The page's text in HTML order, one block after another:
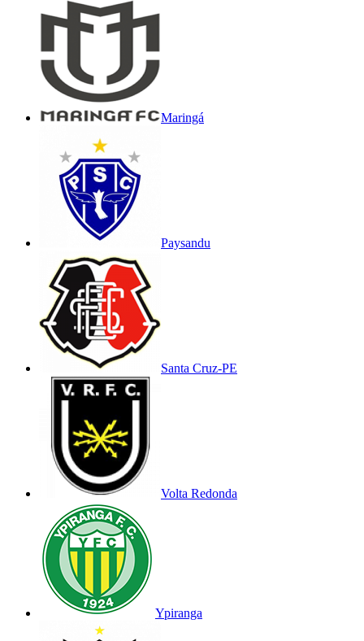
Maringá
Paysandu
Santa Cruz-PE
Volta Redonda
Ypiranga